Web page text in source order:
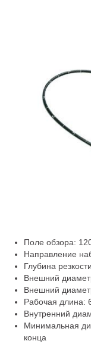
Поле обзора:
Направление
Глубина
Внешний
Внешний
Рабочая длина:
Внутренний
Минимальная
конца